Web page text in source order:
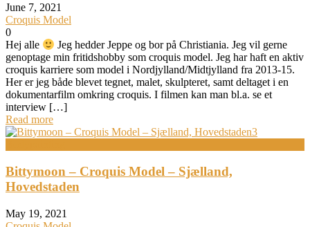
June 7, 2021
Croquis Model
0
Hej alle
Jeg hedder Jeppe og bor på Christiania. Jeg vil gerne
genoptage min fritidshobby som croquis model. Jeg har haft en aktiv
croquis karriere som model i Nordjylland/Midtjylland fra 2013-15.
Her er jeg både blevet tegnet, malet, skulpteret, samt deltaget i en
dokumentarfilm omkring croquis. I filmen kan man bl.a. se et
interview […]
Read more
Bittymoon – Croquis Model – Sjælland,
Hovedstaden
May 19, 2021